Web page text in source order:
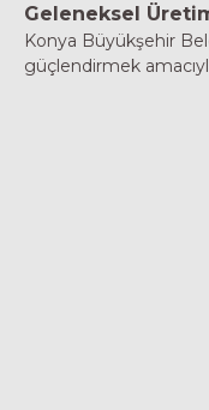
Geleneksel
Konya Büyükşehir
güçlendirmek